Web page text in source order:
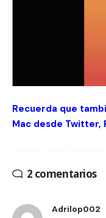
Recuerda que
Mac desde Twitter,
2 comentarios
Adrilop002